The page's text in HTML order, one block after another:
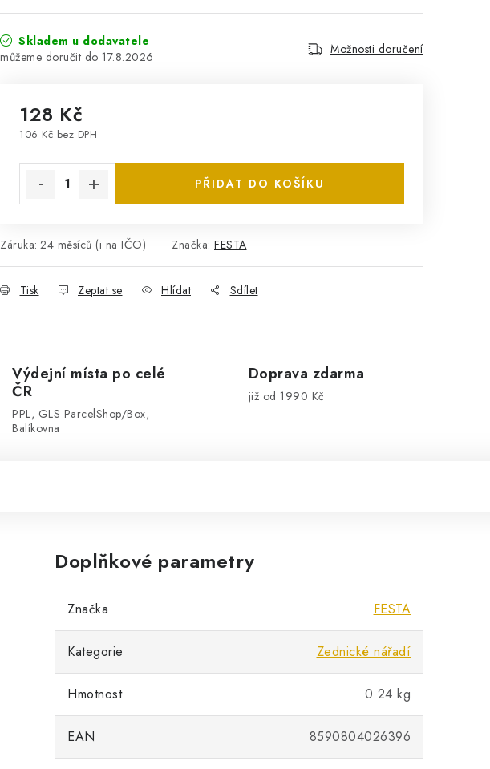
Skladem u dodavatele
17.8.2026
Možnosti doručení
128 Kč
106 Kč bez DPH
PŘIDAT DO KOŠÍKU
Záruka: 24 měsíců (i na IČO) Značka: FESTA
Tisk Zeptat se Hlídat Sdílet
Výdejní místa po celé
ČR
PPL, GLS ParcelShop/Box,
Balíkovna
Doprava zdarma
již od 1990 Kč
Doplňkové parametry
Značka FESTA
Kategorie Zednické nářadí
Hmotnost 0.24 kg
EAN 8590804026396